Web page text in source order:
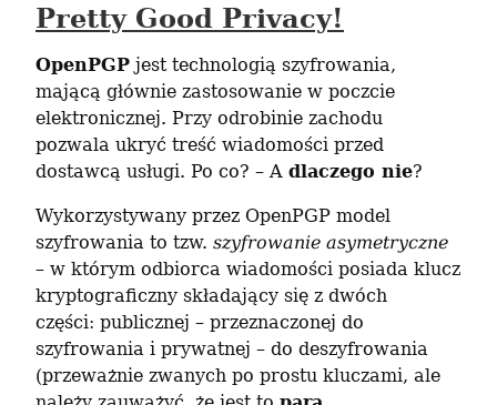
Pretty Good Privacy!
OpenPGP jest technologią szyfrowania,
mającą głównie zastosowanie w poczcie
elektronicznej. Przy odrobinie zachodu
pozwala ukryć treść wiadomości przed
dostawcą usługi. Po co? – A dlaczego nie?
Wykorzystywany przez OpenPGP model
szyfrowania to tzw. szyfrowanie asymetryczne
– w którym odbiorca wiadomości posiada klucz
kryptograficzny składający się z dwóch
części: publicznej – przeznaczonej do
szyfrowania i prywatnej – do deszyfrowania
(przeważnie zwanych po prostu kluczami, ale